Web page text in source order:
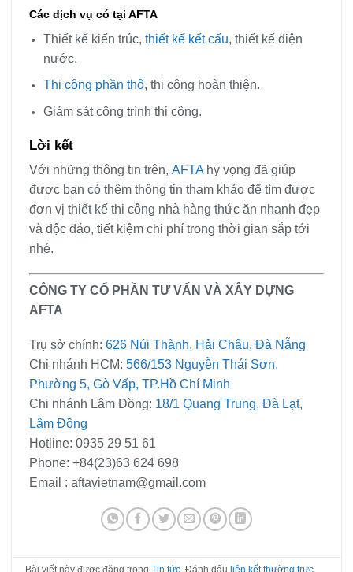
Các dịch vụ có tại AFTA
Thiết kế kiến trúc,thiết kế kết cấu, thiết kế điện
nước.
Thi công phần thô, thi công hoàn thiện.
Giám sát công trình thi công.
Lời kết
Với những thông tin trên, AFTAhy vọng đã giúp
được bạn có thêm thông tin tham khảo để tìm được
đơn vị thiết kế thi công nhà hàng thức ăn nhanh đẹp
và độc đáo, tiết kiệm chi phí trong thời gian sắp tới
nhé.
CÔNG TY CỔ PHẦN TƯ VẤN VÀ XÂY DỰNG
AFTA
Trụ sở chính: 626 Núi Thành, Hải Châu, Đà Nẵng
Chi nhánh HCM: 566/153 Nguyễn Thái Sơn,
Phường 5, Gò Vấp, TP.Hồ Chí Minh
Chi nhánh Lâm Đồng: 18/1 Quang Trung, Đà Lạt,
Lâm Đồng
Hotline: 0935 29 51 61
Phone: +84(23)63 624 698
Email : aftavietnam@gmail.com
Bài viết này được đăng trongTin tức . Đánh dấu liên kết thường trực